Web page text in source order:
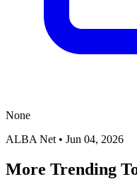
None
ALBA Net • Jun 04, 2026
More Trending